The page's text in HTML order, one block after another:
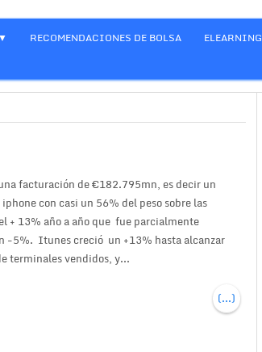
RECOMENDACIONES DE BOLSA ELEARNING
facturación de €182.795mn, es decir un
con casi un 56% del peso sobre las
+ 13% año a año que fue parcialmente
-5%. Itunes creció un +13% hasta alcanzar
terminales vendidos, y...
(...)